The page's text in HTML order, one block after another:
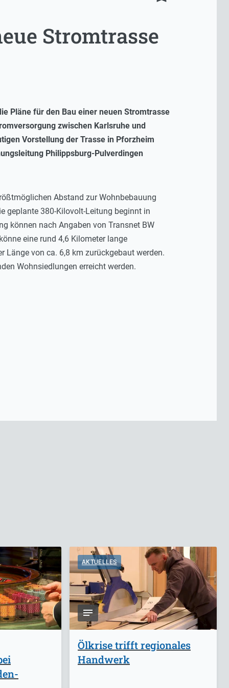
Stromtrasse
Pläne für den Bau einer neuen Stromtrasse
zwischen Karlsruhe und
Vorstellung der Trasse in Pforzheim
Philippsburg-Pulverdingen
Abstand zur Wohnbebauung
geplante 380-Kilovolt-Leitung beginnt in
können nach Angaben von Transnet BW
eine rund 4,6 Kilometer lange
Länge von ca. 6,8 km zurückgebaut werden.
Wohnsiedlungen erreicht werden.
AKTUELLES
Ölkrise trifft regionales
Handwerk